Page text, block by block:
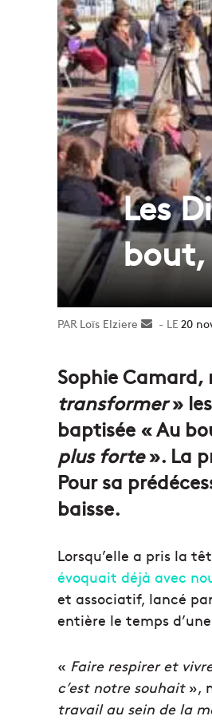
Les
bout,
Loïs Elziere
Envoyer
20
Sophie Camard,
transformer»
baptisée « Au
plus forte». La
Pour sa
baisse.
Lorsqu’elle a pris la
évoquait déjà avec
et associatif, lancé
entière le temps
« Faire respirer et
c’est notre souhait»,
travail au sein de la